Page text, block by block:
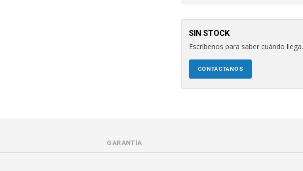
SIN STOCK
Escríbenos para saber cuándo llega.
CONTÁCTANOS
GARANTÍA